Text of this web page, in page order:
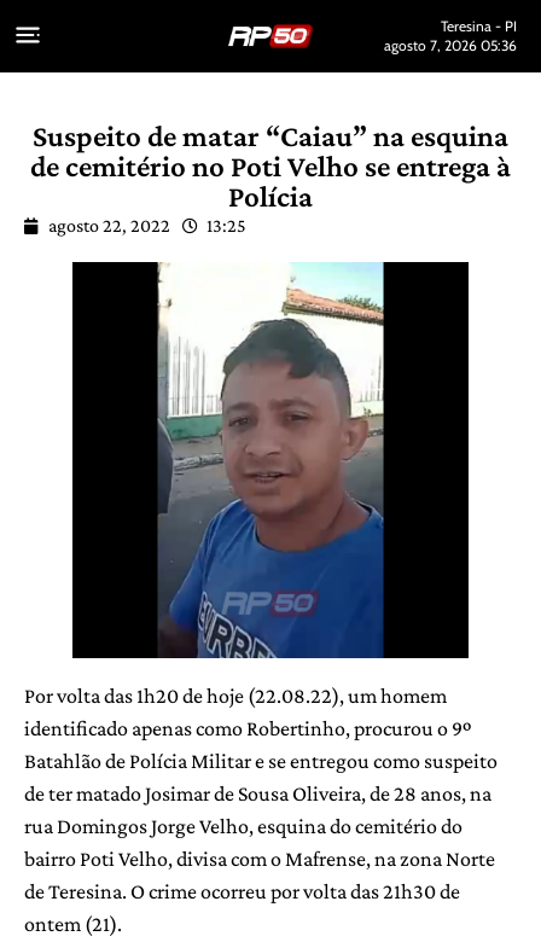
Teresina - PI
agosto 7, 2026 05:36
Suspeito de matar “Caiau” na esquina
de cemitério no Poti Velho se entrega à
Polícia
agosto 22, 2022 13:25
Por volta das 1h20 de hoje (22.08.22), um homem
identificado apenas como Robertinho, procurou o 9º
Batahlão de Polícia Militar e se entregou como suspeito
de ter matado Josimar de Sousa Oliveira, de 28 anos, na
rua Domingos Jorge Velho, esquina do cemitério do
bairro Poti Velho, divisa com o Mafrense, na zona Norte
de Teresina. O crime ocorreu por volta das 21h30 de
ontem (21).